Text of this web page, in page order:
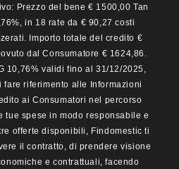
Prezzo del bene € 1500,00 Tan
in 18 rate da € 90,27 costi
Importo totale del credito €
dal Consumatore € 1624,86.
10,76% validi fino al 31/12/2025,
fare riferimento alle Informazioni
ai Consumatori nel percorso
tue spese in modo responsabile e
offerte disponibili, Findomestic ti
il contratto, di prendere visione
e contrattuali, facendo